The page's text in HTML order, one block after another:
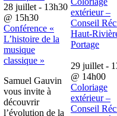
28 juillet - 13h30
@ 15h30
Conférence «
L’histoire de la
musique
classique »
Samuel Gauvin
vous invite à
découvrir
l’évolution de la
extérieur –
Conseil
Haut-
Portage
29 juillet -
@ 14h00
Coloriage
extérieur –
Conseil